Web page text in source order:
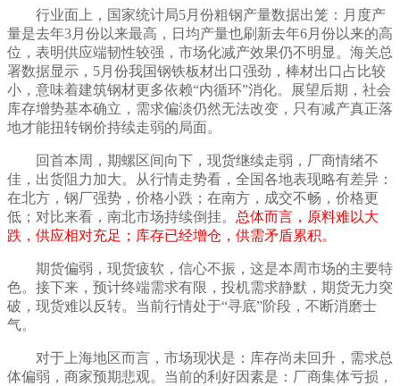
行业面上，国家统计局5月份粗钢产量数据出笼：月度产
量是去年3月份以来最高，日均产量也刷新去年6月份以来的高
位，表明供应端韧性较强，市场化减产效果仍不明显。海关总
署数据显示，5月份我国钢铁板材出口强劲，棒材出口占比较
小，意味着建筑钢材更多依赖“内循环”消化。展望后期，社会
库存增势基本确立， 需求偏淡仍然无法改变，只有减产真正落
地才能扭转钢价持续走弱的局面。
回首本周，期螺区间向下，现货继续走弱，厂商情绪不
佳，出货阻力加大。从行情走势看，全国各地表现略有差异：
在北方，钢厂强势，价格小跌；在南方，成交不畅，价格更
低；对比来看，南北市场持续倒挂。 总体而言，原料难以大
跌，供应相对充足；库存已经增仓，供需矛盾累积。
期货偏弱 ，现货疲软 ， 信心不振 ，这是本周市场的主要特
色。接下来，预计终端需求有限 ，投机需求静默， 期货无力突
破 ，现货难以反转。当前行情处于“寻底”阶段， 不断消磨士
气。
对于上海地区而言，市场现状是：库存尚未回升 ， 需求总
体偏弱 ， 商家预期悲观。当前的利好因素是： 厂商集体亏损，